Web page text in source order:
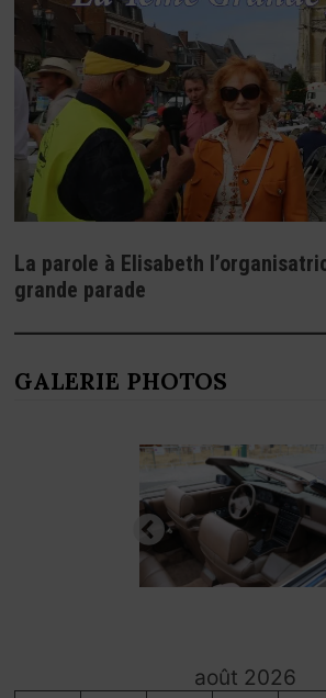
La parole à Elisabeth
grande parade
GALERIE PHOTOS
août 2026